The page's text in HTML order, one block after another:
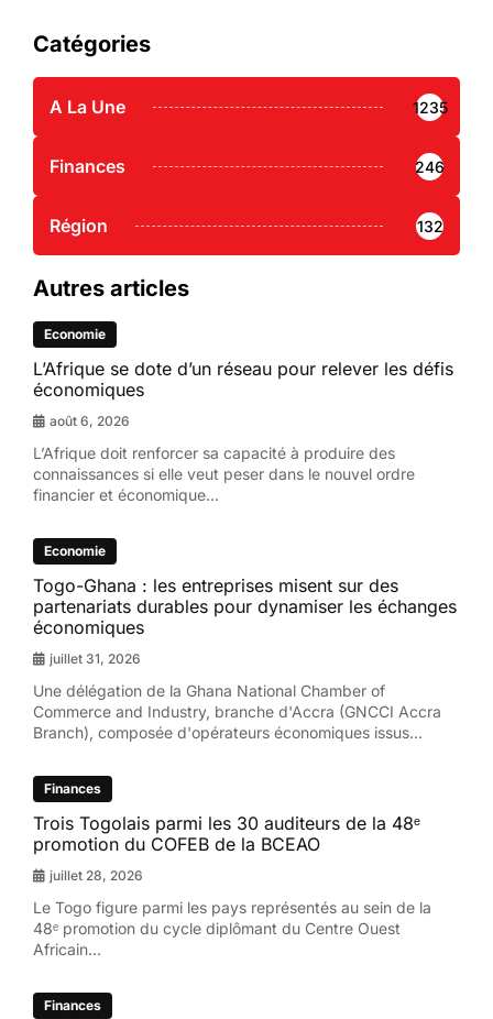
Catégories
A La Une 1235
Finances 246
Région 132
Autres articles
Economie
L’Afrique se dote d’un réseau pour relever les défis
économiques
août 6, 2026
L’Afrique doit renforcer sa capacité à produire des
connaissances si elle veut peser dans le nouvel ordre
financier et économique...
Economie
Togo-Ghana : les entreprises misent sur des
partenariats durables pour dynamiser les échanges
économiques
juillet 31, 2026
Une délégation de la Ghana National Chamber of
Commerce and Industry, branche d'Accra (GNCCI Accra
Branch), composée d'opérateurs économiques issus...
Finances
Trois Togolais parmi les 30 auditeurs de la 48ᵉ
promotion du COFEB de la BCEAO
juillet 28, 2026
Le Togo figure parmi les pays représentés au sein de la
48ᵉ promotion du cycle diplômant du Centre Ouest
Africain...
Finances